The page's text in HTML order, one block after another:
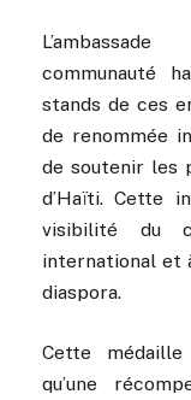
communauté
stands de ces
de renommée
de soutenir les
d’Haïti. Cette
visibilité du
international et
diaspora.
Cette
qu’une